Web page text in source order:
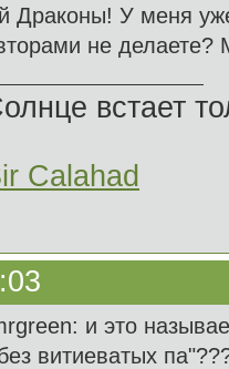
Драконы! У меня
не делаете?
встает
Calahad
и это
витиеватых